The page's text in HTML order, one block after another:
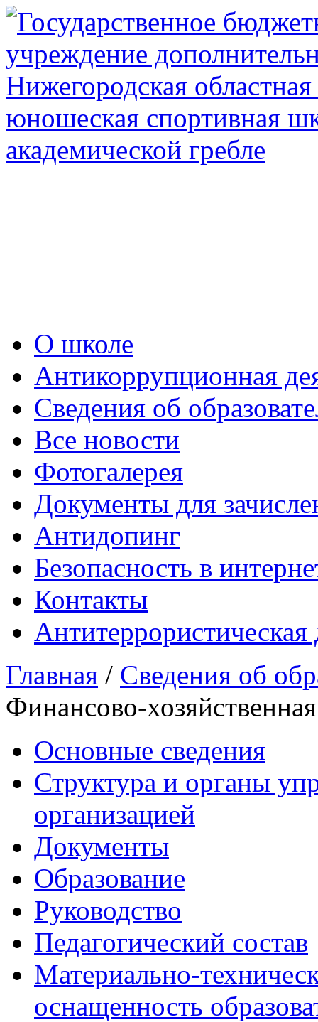
О школе
Антикоррупционная
Сведения об
Все новости
Фотогалерея
Документы для
Антидопинг
Безопасность в
Контакты
Антитеррористическая
Главная / Сведения об
Финансово-
Основные сведения
Структура и органы
организацией
Документы
Образование
Руководство
Педагогический состав
Материально-
оснащенность